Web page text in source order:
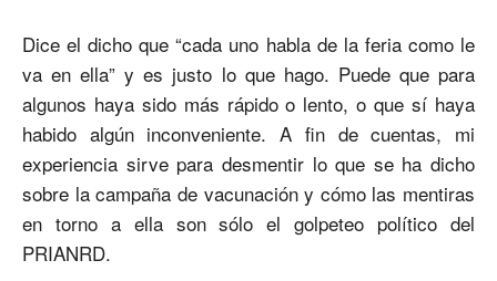
Dice el dicho que “cada uno habla de la feria como le
va en ella” y es justo lo que hago. Puede que para
algunos haya sido más rápido o lento, o que sí haya
habido algún inconveniente. A fin de cuentas, mi
experiencia sirve para desmentir lo que se ha dicho
sobre la campaña de vacunación y cómo las mentiras
en torno a ella son sólo el golpeteo político del
PRIANRD.